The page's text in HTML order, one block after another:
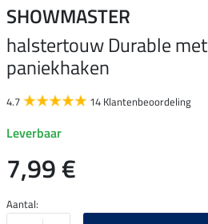
SHOWMASTER
halstertouw Durable met
paniekhaken
4.7 14 Klantenbeoordeling
Leverbaar
7,99 €
Aantal: